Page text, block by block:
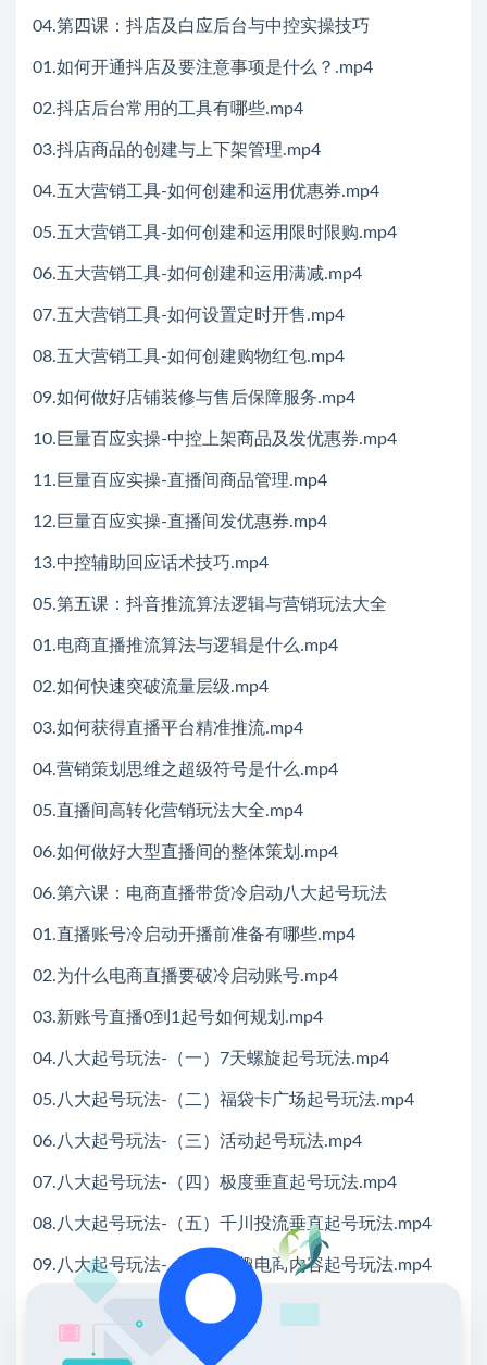
04.第四课：抖店及白应后台与中控实操技巧
01.如何开通抖店及要注意事项是什么？.mp4
02.抖店后台常用的工具有哪些.mp4
03.抖店商品的创建与上下架管理.mp4
04.五大营销工具-如何创建和运用优惠券.mp4
05.五大营销工具-如何创建和运用限时限购.mp4
06.五大营销工具-如何创建和运用满减.mp4
07.五大营销工具-如何设置定时开售.mp4
08.五大营销工具-如何创建购物红包.mp4
09.如何做好店铺装修与售后保障服务.mp4
10.巨量百应实操-中控上架商品及发优惠券.mp4
11.巨量百应实操-直播间商品管理.mp4
12.巨量百应实操-直播间发优惠券.mp4
13.中控辅助回应话术技巧.mp4
05.第五课：抖音推流算法逻辑与营销玩法大全
01.电商直播推流算法与逻辑是什么.mp4
02.如何快速突破流量层级.mp4
03.如何获得直播平台精准推流.mp4
04.营销策划思维之超级符号是什么.mp4
05.直播间高转化营销玩法大全.mp4
06.如何做好大型直播间的整体策划.mp4
06.第六课：电商直播带货冷启动八大起号玩法
01.直播账号冷启动开播前准备有哪些.mp4
02.为什么电商直播要破冷启动账号.mp4
03.新账号直播0到1起号如何规划.mp4
04.八大起号玩法-（一）7天螺旋起号玩法.mp4
05.八大起号玩法-（二）福袋卡广场起号玩法.mp4
06.八大起号玩法-（三）活动起号玩法.mp4
07.八大起号玩法-（四）极度垂直起号玩法.mp4
08.八大起号玩法-（五）千川投流垂直起号玩法.mp4
09.八大起号玩法-（六）兴趣电商内容起号玩法.mp4
10.八大起号玩法-（七）7天正价起号玩法.mp4
11.八大起号玩法-（八）流量预分配起号玩法.mp4